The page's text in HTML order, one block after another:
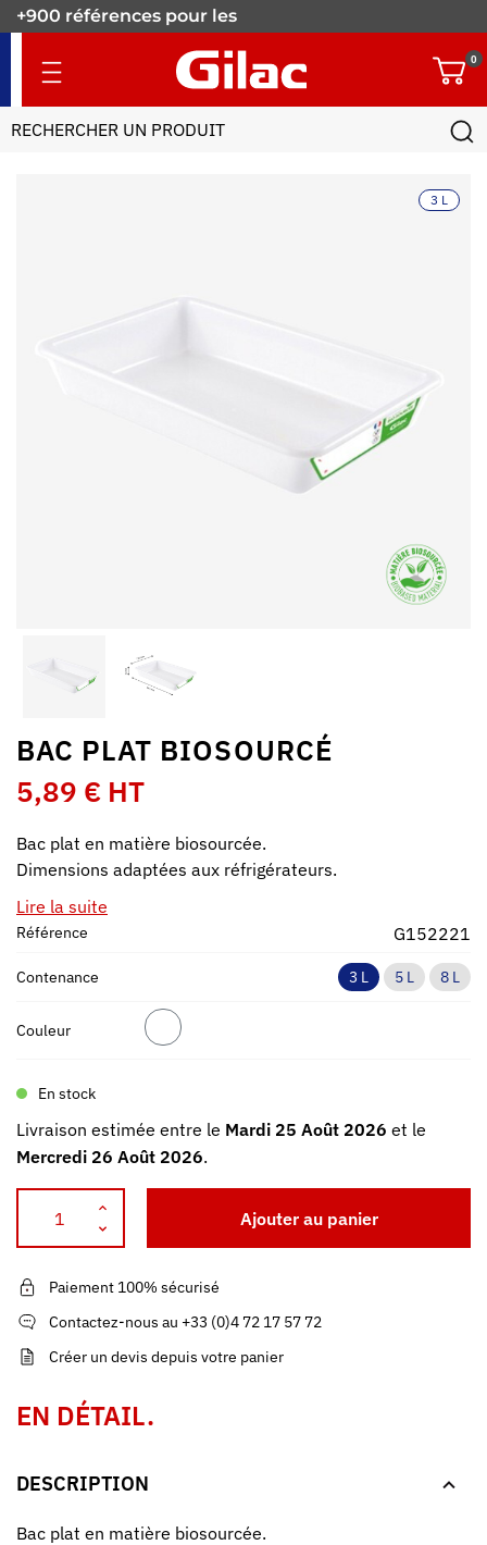
3 L
BAC PLAT BIOSOURCÉ
5,89 € HT
Bac plat en matière biosourcée.
Dimensions adaptées aux réfrigérateurs.
Lire la suite
Référence G152221
Contenance 3 L 5 L 8 L
Couleur
En stock
Livraison estimée entre le Mardi 25 Août 2026 et le
Mercredi 26 Août 2026.
Ajouter au panier
Paiement 100% sécurisé
Contactez-nous au +33 (0)4 72 17 57 72
Créer un devis depuis votre panier
EN DÉTAIL.
DESCRIPTION
Bac plat en matière biosourcée.
+900 références pour les
0